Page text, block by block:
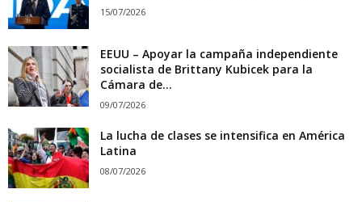
15/07/2026
EEUU – Apoyar la campaña independiente
socialista de Brittany Kubicek para la
Cámara de...
09/07/2026
La lucha de clases se intensifica en América
Latina
08/07/2026